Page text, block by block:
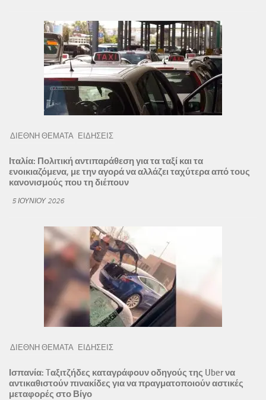
ΔΙΕΘΝΗ ΘΕΜΑΤΑ ΕΙΔΗΣΕΙΣ
Ιταλία: Πολιτική αντιπαράθεση για τα ταξί και τα
ενοικιαζόμενα, με την αγορά να αλλάζει ταχύτερα από τους
κανονισμούς που τη διέπουν
5 ΙΟΥΝΊΟΥ 2026
ΔΙΕΘΝΗ ΘΕΜΑΤΑ ΕΙΔΗΣΕΙΣ
Ισπανία: Tαξιτζήδες καταγράφουν οδηγούς της Uber να
αντικαθιστούν πινακίδες για να πραγματοποιούν αστικές
μεταφορές στο Βίγο